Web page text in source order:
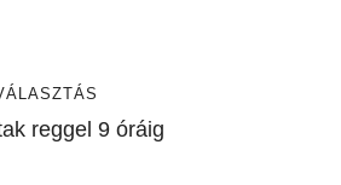
reggel 9 óráig